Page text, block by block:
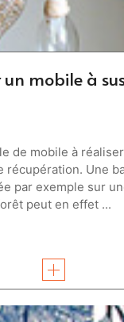
un mobile à
de mobile à
récupération. Une
par exemple sur
peut en effet ...